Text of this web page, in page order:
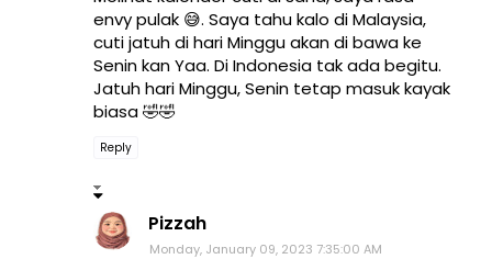
envy pulak 😅. Saya tahu kalo di Malaysia,
cuti jatuh di hari Minggu akan di bawa ke
Senin kan Yaa. Di Indonesia tak ada begitu.
Jatuh hari Minggu, Senin tetap masuk kayak
biasa 🤣🤣
Reply
Pizzah
Monday, January 09, 2023 7:35:00 AM